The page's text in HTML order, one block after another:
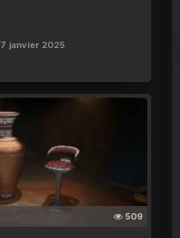
7 janvier 2025
509